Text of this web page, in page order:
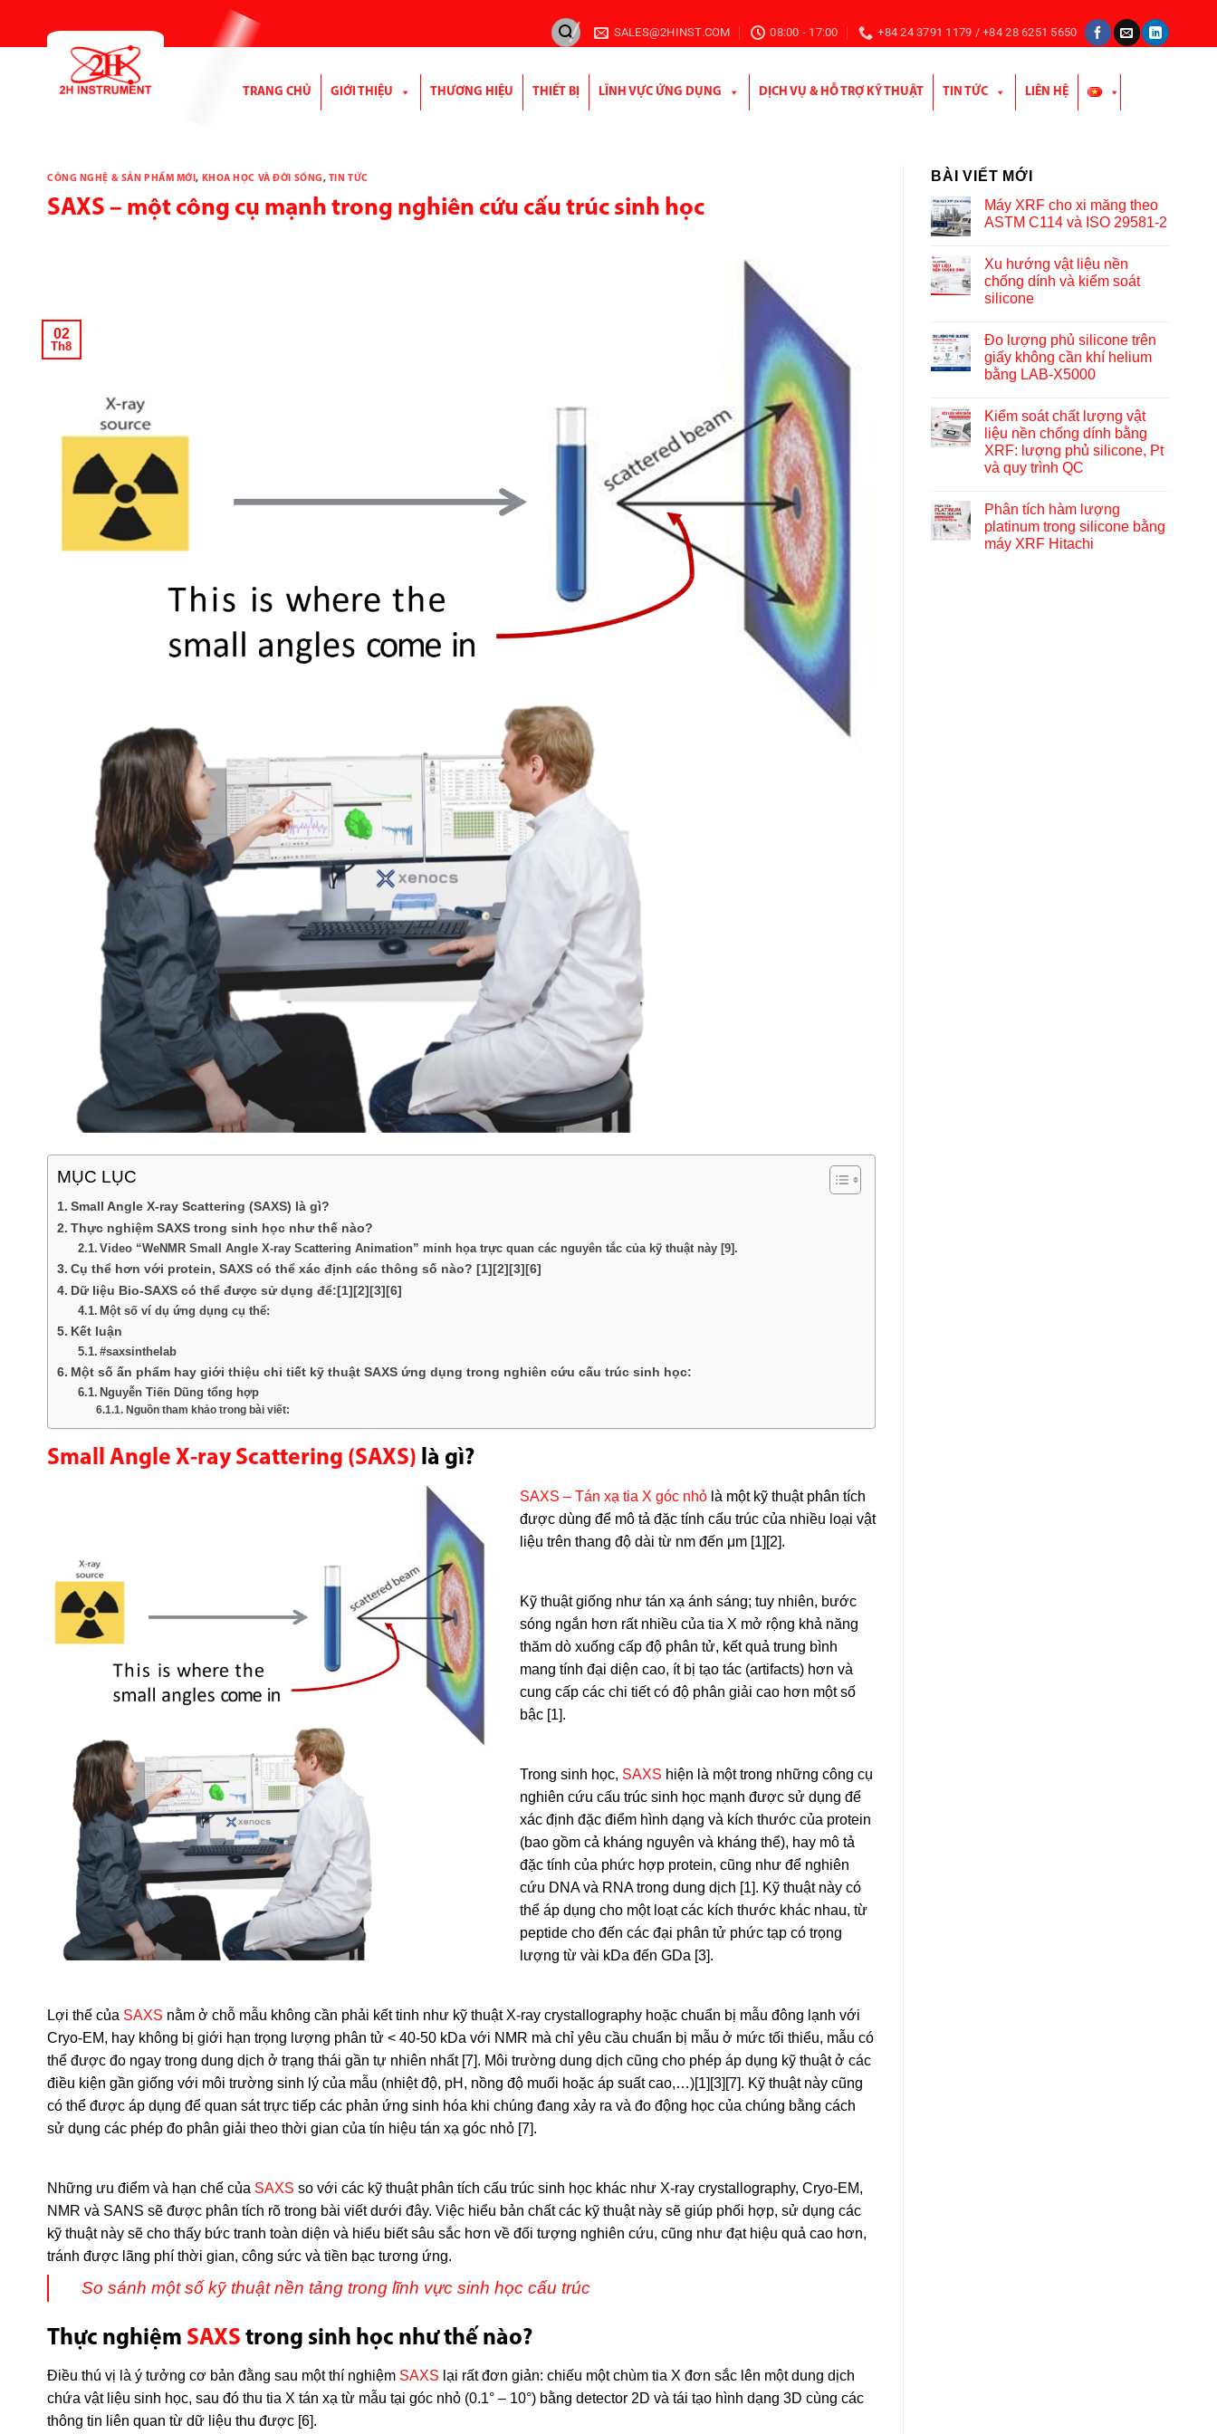
SALES@2HINST.COM 08:00 - 17:00 +84 24 3791 1179 / +84 28 6251 5650
TRANG CHỦ GIỚI THIỆU THƯƠNG HIỆU THIẾT BỊ LĨNH VỰC ỨNG DỤNG DỊCH VỤ & HỖ TRỢ KỸ THUẬT TIN TỨC LIÊN HỆ
CÔNG NGHỆ & SẢN PHẨM MỚI, KHOA HỌC VÀ ĐỜI SỐNG, TIN TỨC
SAXS – một công cụ mạnh trong nghiên cứu cấu trúc sinh học
02
Th8
MỤC LỤC
Small Angle X-ray Scattering (SAXS) là gì?
Thực nghiệm SAXS trong sinh học như thế nào?
Video “WeNMR Small Angle X-ray Scattering Animation” minh họa trực quan các nguyên tắc của kỹ thuật này [9].
Cụ thể hơn với protein, SAXS có thể xác định các thông số nào? [1][2][3][6]
Dữ liệu Bio-SAXS có thể được sử dụng để:[1][2][3][6]
Một số ví dụ ứng dụng cụ thể:
Kết luận
#saxsinthelab
Một số ấn phẩm hay giới thiệu chi tiết kỹ thuật SAXS ứng dụng trong nghiên cứu cấu trúc sinh học:
Nguyễn Tiến Dũng tổng hợp
Nguồn tham khảo trong bài viết:
Small Angle X-ray Scattering (SAXS) là gì?
SAXS – Tán xạ tia X góc nhỏ là một kỹ thuật phân tích
được dùng để mô tả đặc tính cấu trúc của nhiều loại vật
liệu trên thang độ dài từ nm đến μm [1][2].
Kỹ thuật giống như tán xạ ánh sáng; tuy nhiên, bước
sóng ngắn hơn rất nhiều của tia X mở rộng khả năng
thăm dò xuống cấp độ phân tử, kết quả trung bình
mang tính đại diện cao, ít bị tạo tác (artifacts) hơn và
cung cấp các chi tiết có độ phân giải cao hơn một số
bậc [1].
Trong sinh học, SAXS hiện là một trong những công cụ
nghiên cứu cấu trúc sinh học mạnh được sử dụng để
xác định đặc điểm hình dạng và kích thước của protein
(bao gồm cả kháng nguyên và kháng thể), hay mô tả
đặc tính của phức hợp protein, cũng như để nghiên
cứu DNA và RNA trong dung dịch [1]. Kỹ thuật này có
thể áp dụng cho một loạt các kích thước khác nhau, từ
peptide cho đến các đại phân tử phức tạp có trọng
lượng từ vài kDa đến GDa [3].
Lợi thế của SAXS nằm ở chỗ mẫu không cần phải kết tinh như kỹ thuật X-ray crystallography hoặc chuẩn bị mẫu đông lạnh với
Cryo-EM, hay không bị giới hạn trọng lượng phân tử < 40-50 kDa với NMR mà chỉ yêu cầu chuẩn bị mẫu ở mức tối thiểu, mẫu có
thể được đo ngay trong dung dịch ở trạng thái gần tự nhiên nhất [7]. Môi trường dung dịch cũng cho phép áp dụng kỹ thuật ở các
điều kiện gần giống với môi trường sinh lý của mẫu (nhiệt độ, pH, nồng độ muối hoặc áp suất cao,…)[1][3][7]. Kỹ thuật này cũng
có thể được áp dụng để quan sát trực tiếp các phản ứng sinh hóa khi chúng đang xảy ra và đo động học của chúng bằng cách
sử dụng các phép đo phân giải theo thời gian của tín hiệu tán xạ góc nhỏ [7].
Những ưu điểm và hạn chế của SAXS so với các kỹ thuật phân tích cấu trúc sinh học khác như X-ray crystallography, Cryo-EM,
NMR và SANS sẽ được phân tích rõ trong bài viết dưới đây. Việc hiểu bản chất các kỹ thuật này sẽ giúp phối hợp, sử dụng các
kỹ thuật này sẽ cho thấy bức tranh toàn diện và hiểu biết sâu sắc hơn về đối tượng nghiên cứu, cũng như đạt hiệu quả cao hơn,
tránh được lãng phí thời gian, công sức và tiền bạc tương ứng.
So sánh một số kỹ thuật nền tảng trong lĩnh vực sinh học cấu trúc
Thực nghiệm SAXS trong sinh học như thế nào?
Điều thú vị là ý tưởng cơ bản đằng sau một thí nghiệm SAXS lại rất đơn giản: chiếu một chùm tia X đơn sắc lên một dung dịch
chứa vật liệu sinh học, sau đó thu tia X tán xạ từ mẫu tại góc nhỏ (0.1° – 10°) bằng detector 2D và tái tạo hình dạng 3D cùng các
thông tin liên quan từ dữ liệu thu được [6].
BÀI VIẾT MỚI
Máy XRF cho xi măng theo
ASTM C114 và ISO 29581-2
Xu hướng vật liệu nền
chống dính và kiểm soát
silicone
Đo lượng phủ silicone trên
giấy không cần khí helium
bằng LAB-X5000
Kiểm soát chất lượng vật
liệu nền chống dính bằng
XRF: lượng phủ silicone, Pt
và quy trình QC
Phân tích hàm lượng
platinum trong silicone bằng
máy XRF Hitachi